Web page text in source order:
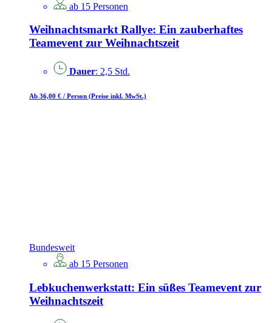
ab 15 Personen
Weihnachtsmarkt Rallye: Ein zauberhaftes
Teamevent zur Weihnachtszeit
Dauer: 2,5 Std.
Ab 36,00 € / Person (Preise inkl. MwSt.)
Bundesweit
ab 15 Personen
Lebkuchenwerkstatt: Ein süßes Teamevent zur
Weihnachtszeit